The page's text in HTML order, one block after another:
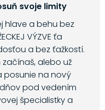
svoje limity
hlave a behu bez
VÝZVE ťa
a bez ťažkostí.
alebo už
posunie na nový
pod vedením
špecialistky a